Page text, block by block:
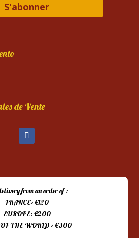
S'abonner
de Vente
from an order of :
FRANCE: €120
EUROPE: €200
OF THE WORLD : €300